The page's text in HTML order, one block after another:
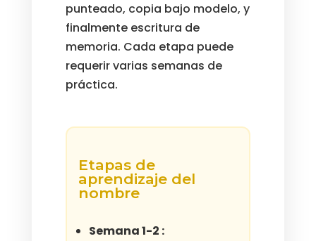
punteado, copia bajo modelo, y
finalmente escritura de
memoria. Cada etapa puede
requerir varias semanas de
práctica.
Etapas de
aprendizaje del
nombre
Semana 1-2 :